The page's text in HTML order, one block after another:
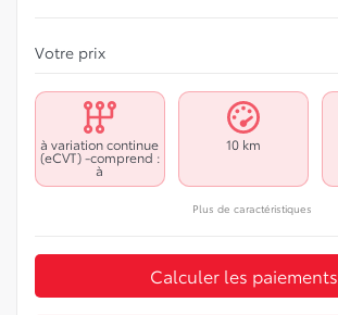
Votre prix
à variation continue
(eCVT) -comprend :
à
10 km
Plus de caractéristiques
Calculer les paiements